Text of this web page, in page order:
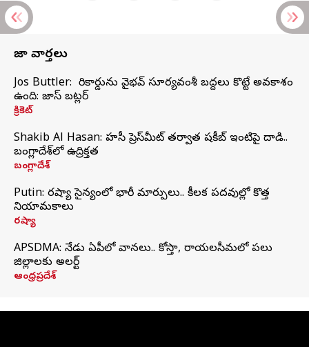
తాజా వార్తలు
Jos Buttler: నా రికార్డును వైభవ్ సూర్యవంశీ బద్దలు కొట్టే అవకాశం
ఉంది: జాస్ బట్లర్
క్రికెట్
Shakib Al Hasan: హసీనా ప్రెస్‌మీట్‌ తర్వాత షకీబ్‌ ఇంటిపై దాడి..
బంగ్లాదేశ్‌లో ఉద్రిక్తత
బంగ్లాదేశ్
Putin: రష్యా సైన్యంలో భారీ మార్పులు.. కీలక పదవుల్లో కొత్త
నియామకాలు
రష్యా
APSDMA: నేడు ఏపీలో వానలు.. కోస్తా, రాయలసీమలో పలు
జిల్లాలకు అలర్ట్
ఆంధ్రప్రదేశ్